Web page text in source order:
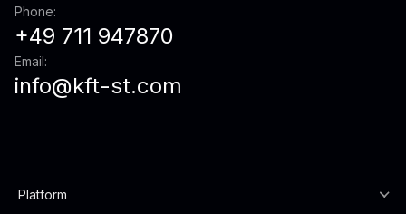
Phone:
+49 711 947870
Email:
info@kft-st.com
Platform